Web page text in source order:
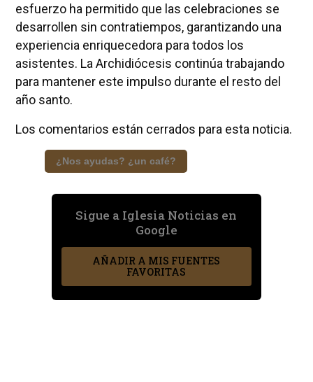
esfuerzo ha permitido que las celebraciones se
desarrollen sin contratiempos, garantizando una
experiencia enriquecedora para todos los
asistentes. La Archidiócesis continúa trabajando
para mantener este impulso durante el resto del
año santo.
Los comentarios están cerrados para esta noticia.
¿Nos ayudas? ¿un café?
Sigue a Iglesia Noticias en
Google
AÑADIR A MIS FUENTES
FAVORITAS